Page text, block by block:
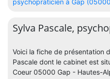
psychopraticien à Gap
Sylva Pascale,
Voici la fiche de présentation
Pascale dont le cabinet est
Coeur 05000 Gap - Hautes-